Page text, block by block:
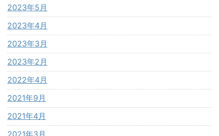
2023年5月
2023年4月
2023年3月
2023年2月
2022年4月
2021年9月
2021年4月